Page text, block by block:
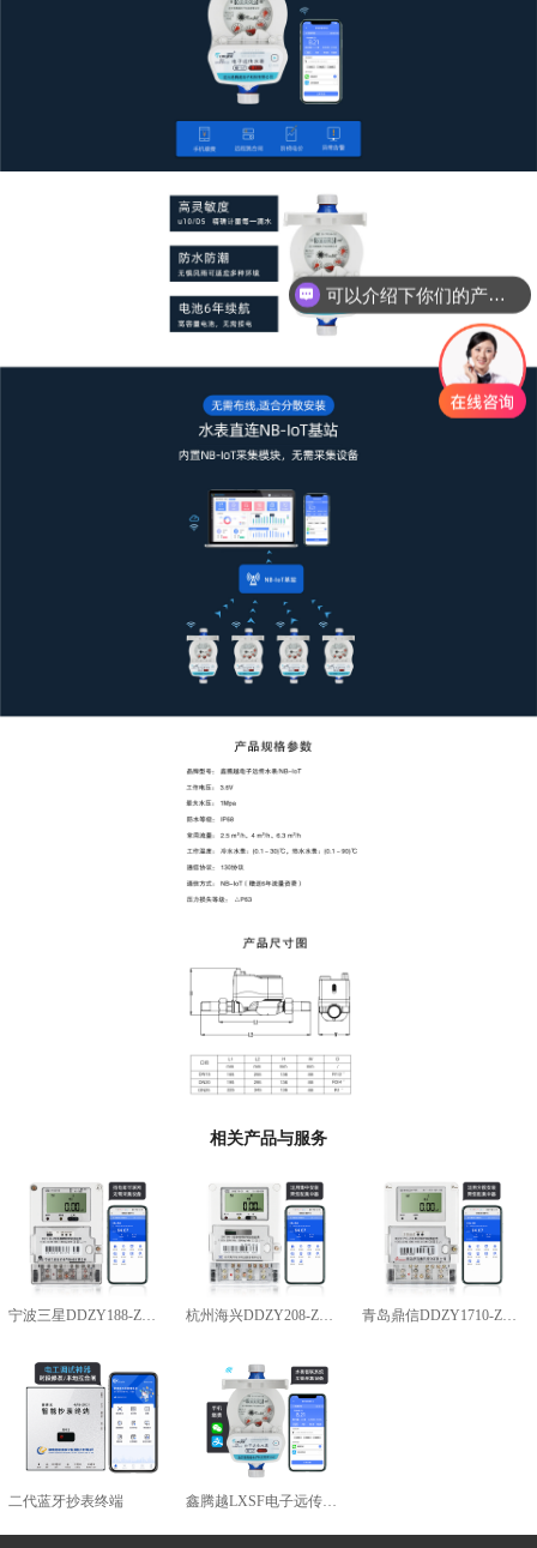
相关产品与服务
宁波三星DDZY188-Z型4G通讯智能电能表杭州海兴DDZY208-Z型RS485通讯智能电能表
青岛鼎信DDZY1710-Z型
二代蓝牙抄表终端 鑫腾越LXSF电子远传智能水表
可以介绍下你们的产品么